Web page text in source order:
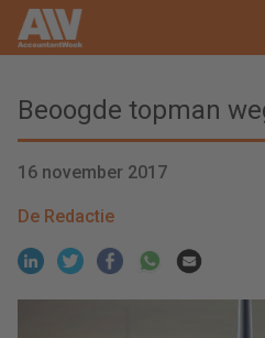
Beoogde topman
16 november 2017
De Redactie